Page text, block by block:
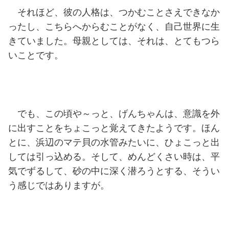
それほど、彼の人格は、つかむことさえできなか
ったし、こちらへからむことがなく、自己世界に生
きていました。母親としては、それは、とてもつら
いことです。
でも、この頃や～っと、げんちゃんは、意識を外
に出すことをちょこっと覚えてきたようです。ほん
とに、浜辺のマテ貝の水管みたいに、ひょこっと出
しては引っ込める。そして、めんどくさい時は、平
気でずるして、砂の中に深く潜ろうとする、そうい
う感じではありますが。